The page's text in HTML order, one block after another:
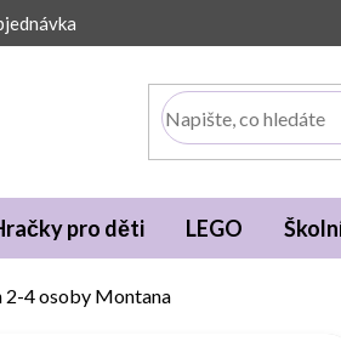
pro děti LEGO
2-4 osoby Montana